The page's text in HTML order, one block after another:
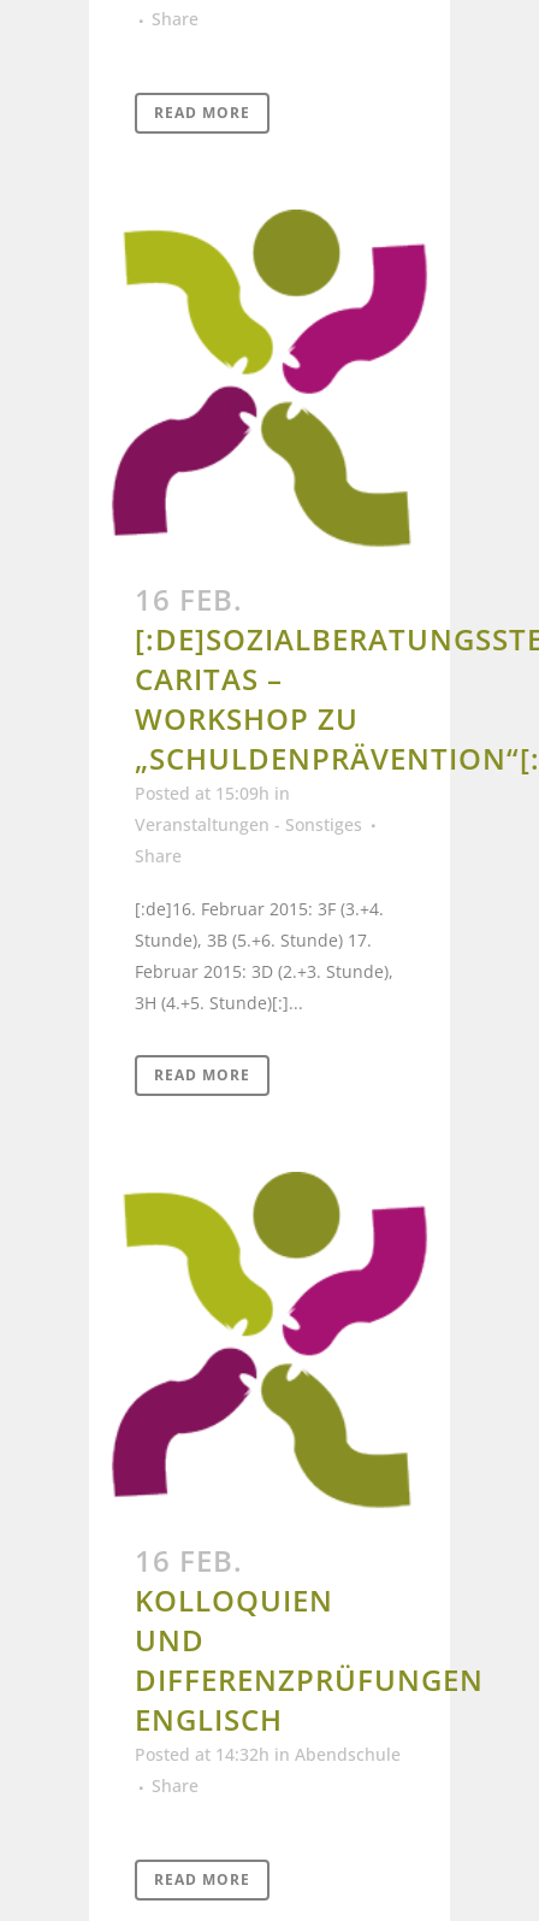
Share
READ MORE
16 FEB.
CARITAS –
WORKSHOP ZU
Posted at 15:09h in
Veranstaltungen - Sonstiges
Share
[:de]16. Februar 2015: 3F (3.+4.
Stunde), 3B (5.+6. Stunde) 17.
Februar 2015: 3D (2.+3. Stunde),
3H (4.+5. Stunde)[:]...
READ MORE
16 FEB.
KOLLOQUIEN
UND
DIFFERENZPRÜFUNGEN
ENGLISCH
Posted at 14:32h in Abendschule
Share
READ MORE